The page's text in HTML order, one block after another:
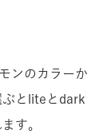
ンのカラーか
ぶとliteとdark
す。